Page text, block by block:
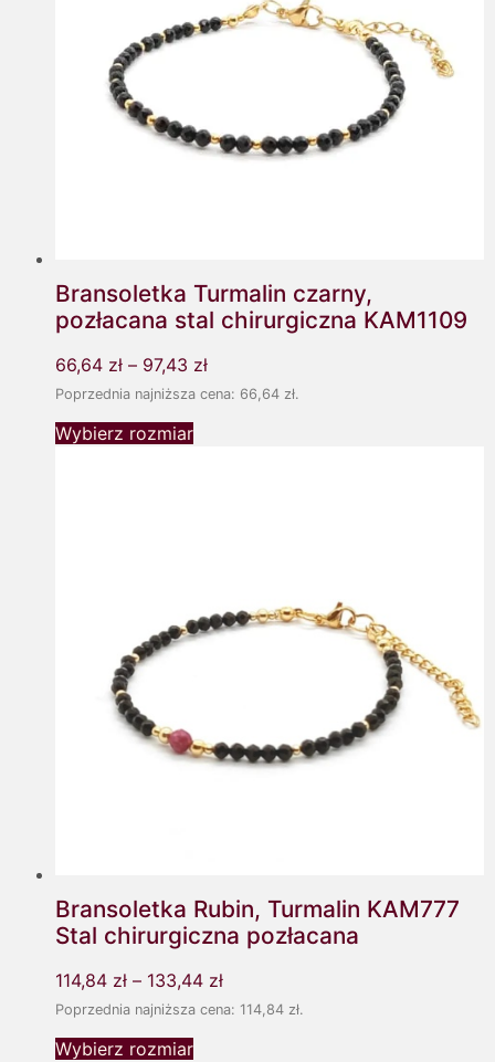
Bransoletka Turmalin czarny,
pozłacana stal chirurgiczna KAM1109
66,64 zł – 97,43 zł
Poprzednia najniższa cena: 66,64 zł.
Wybierz rozmiar
Bransoletka Rubin, Turmalin KAM777
Stal chirurgiczna pozłacana
114,84 zł – 133,44 zł
Poprzednia najniższa cena: 114,84 zł.
Wybierz rozmiar